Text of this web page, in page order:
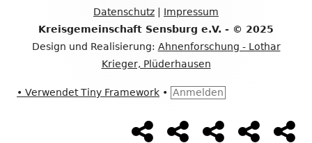
Inhalt
Datenschutz
Impressum
Kreisgemeinschaft Sensburg e.V. - © 2025
Design und Realisierung: Ahnenforschung - Lothar
Krieger, Plüderhausen
• VerwendetTiny Framework • Anmelden
Social-
StartseiteDie
Kreisgemeinschaft
Die
ev.